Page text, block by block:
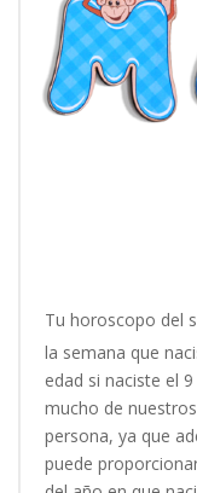
Tu horoscopo del
la semana que
edad si naciste el
mucho de
persona, ya que
puede